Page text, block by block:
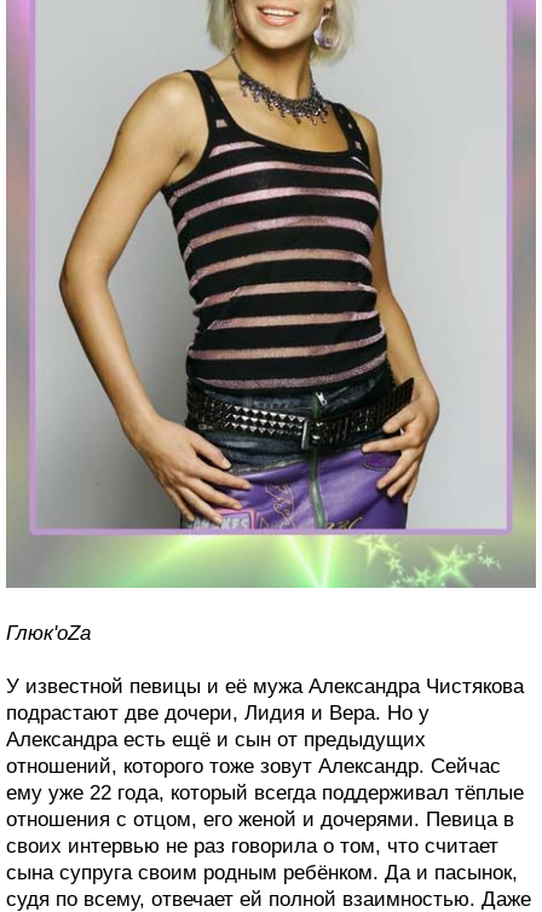
Глюк'oZa
У известной певицы и её мужа Александра Чистякова
подрастают две дочери, Лидия и Вера. Но у
Александра есть ещё и сын от предыдущих
отношений, которого тоже зовут Александр. Сейчас
ему уже 22 года, который всегда поддерживал тёплые
отношения с отцом, его женой и дочерями. Певица в
своих интервью не раз говорила о том, что считает
сына супруга своим родным ребёнком. Да и пасынок,
судя по всему, отвечает ей полной взаимностью. Даже